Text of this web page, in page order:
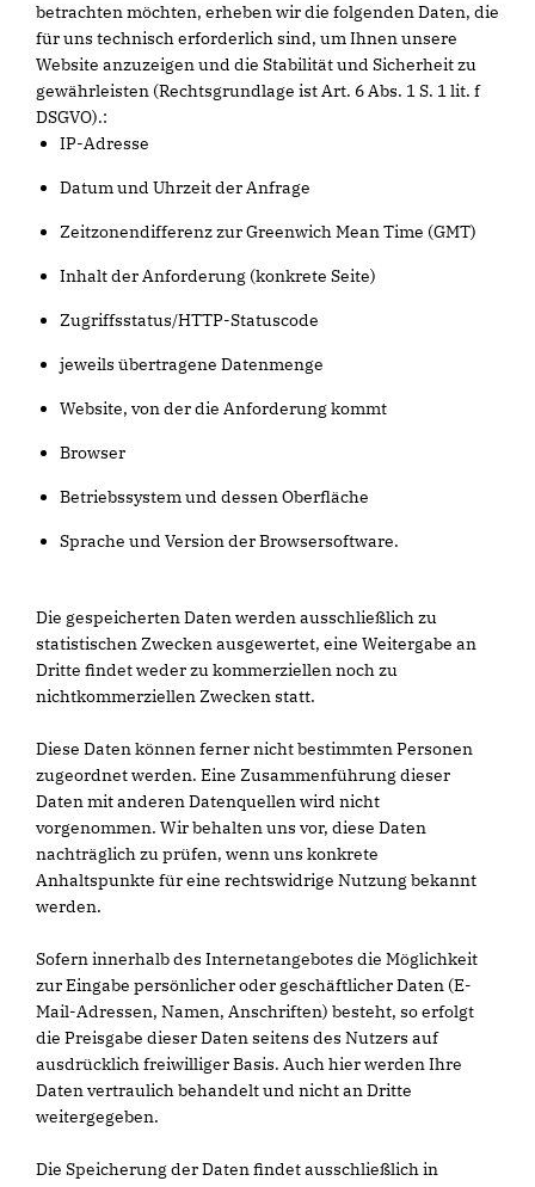
betrachten möchten, erheben wir die folgenden Daten, die
für uns technisch erforderlich sind, um Ihnen unsere
Website anzuzeigen und die Stabilität und Sicherheit zu
gewährleisten (Rechtsgrundlage ist Art. 6 Abs. 1 S. 1 lit. f
DSGVO).:
IP-Adresse
Datum und Uhrzeit der Anfrage
Zeitzonendifferenz zur Greenwich Mean Time (GMT)
Inhalt der Anforderung (konkrete Seite)
Zugriffsstatus/HTTP-Statuscode
jeweils übertragene Datenmenge
Website, von der die Anforderung kommt
Browser
Betriebssystem und dessen Oberfläche
Sprache und Version der Browsersoftware.
Die gespeicherten Daten werden ausschließlich zu
statistischen Zwecken ausgewertet, eine Weitergabe an
Dritte findet weder zu kommerziellen noch zu
nichtkommerziellen Zwecken statt.
Diese Daten können ferner nicht bestimmten Personen
zugeordnet werden. Eine Zusammenführung dieser
Daten mit anderen Datenquellen wird nicht
vorgenommen. Wir behalten uns vor, diese Daten
nachträglich zu prüfen, wenn uns konkrete
Anhaltspunkte für eine rechtswidrige Nutzung bekannt
werden.
Sofern innerhalb des Internetangebotes die Möglichkeit
zur Eingabe persönlicher oder geschäftlicher Daten (E-
Mail-Adressen, Namen, Anschriften) besteht, so erfolgt
die Preisgabe dieser Daten seitens des Nutzers auf
ausdrücklich freiwilliger Basis. Auch hier werden Ihre
Daten vertraulich behandelt und nicht an Dritte
weitergegeben.
Die Speicherung der Daten findet ausschließlich in